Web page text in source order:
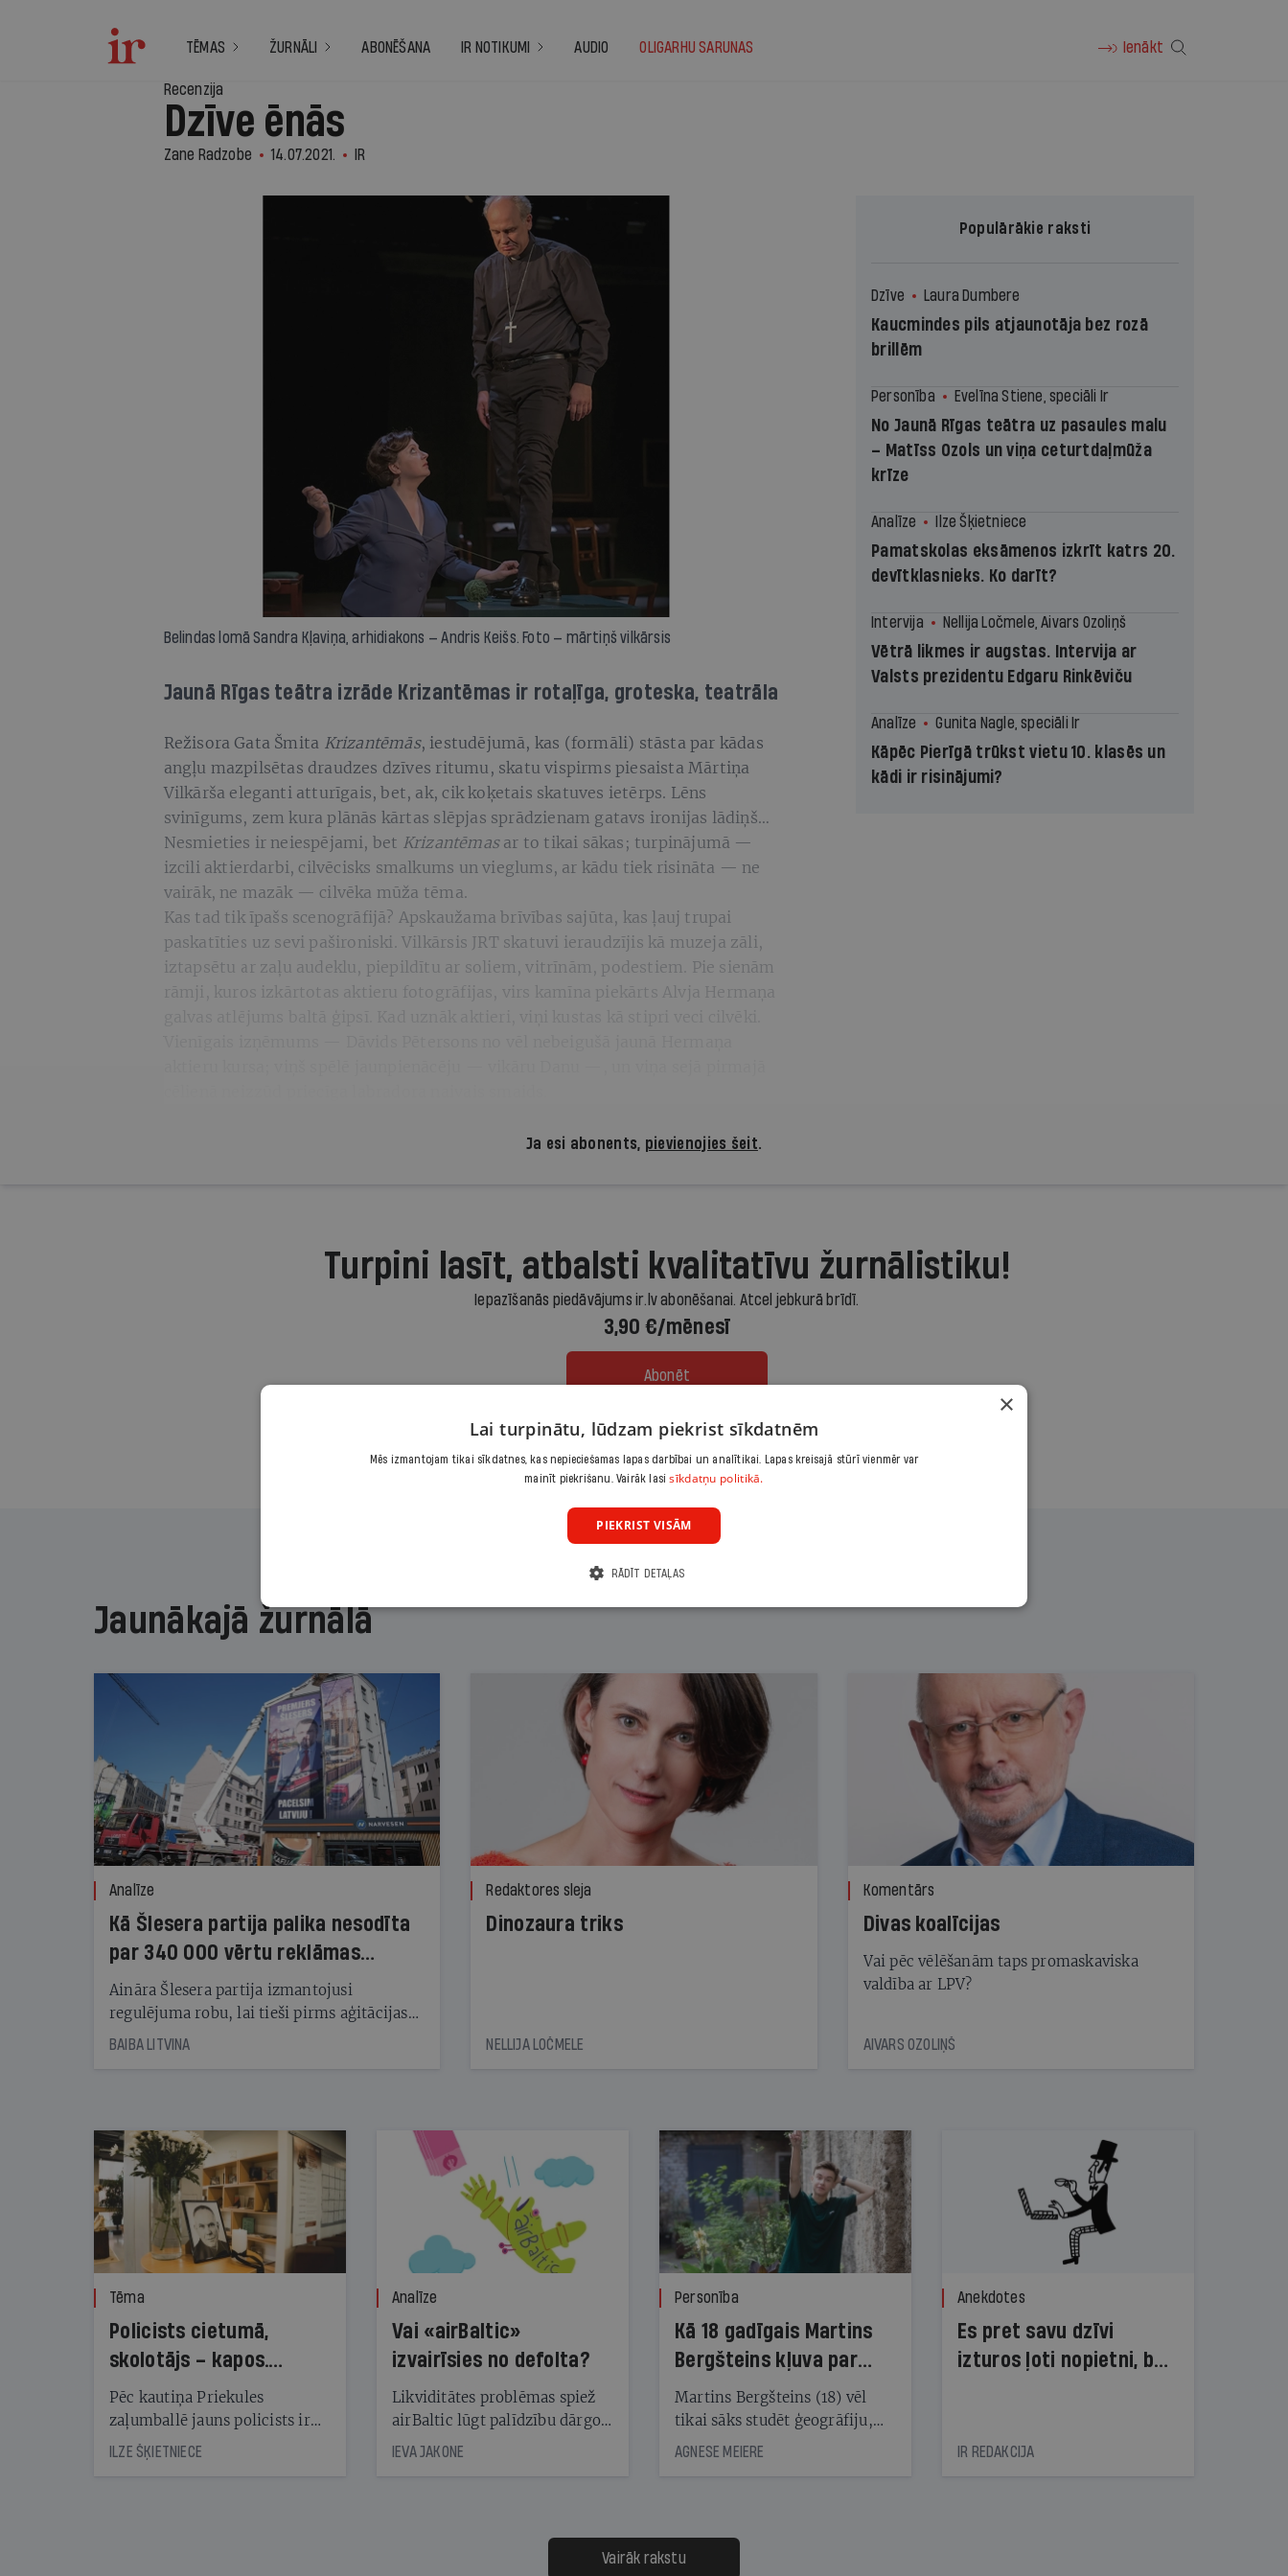
TĒMAS ŽURNĀLI ABONĒŠANA IR NOTIKUMI AUDIO OLIGARHU SARUNAS Ienākt
Recenzija
Dzīve ēnās
Zane Radzobe 14.07.2021. IR
Belindas lomā Sandra Kļaviņa, arhidiakons — Andris Keišs. Foto — mārtiņš vilkārsis
Jaunā Rīgas teātra izrāde Krizantēmas ir rotaļīga, groteska, teatrāla
Režisora Gata Šmita Krizantēmās, iestudējumā, kas (formāli) stāsta par kādas
angļu mazpilsētas draudzes dzīves ritumu, skatu vispirms piesaista Mārtiņa
Vilkārša eleganti atturīgais, bet, ak, cik koķetais skatuves ietērps. Lēns
svinīgums, zem kura plānās kārtas slēpjas sprādzienam gatavs ironijas lādiņš…
Nesmieties ir neiespējami, bet Krizantēmasar to tikai sākas; turpinājumā —
izcili aktierdarbi, cilvēcisks smalkums un vieglums, ar kādu tiek risināta — ne
vairāk, ne mazāk — cilvēka mūža tēma.
Kas tad tik īpašs scenogrāfijā? Apskaužama brīvības sajūta, kas ļauj trupai
paskatīties uz sevi pašironiski. Vilkārsis JRT skatuvi ieraudzījis kā muzeja zāli,
iztapsētu ar zaļu audeklu, piepildītu ar soliem, vitrīnām, podestiem. Pie sienām
rāmji, kuros izkārtotas aktieru fotogrāfijas, virs kamīna piekārts Alvja Hermaņa
Populārākie raksti
Dzīve Laura Dumbere
Kaucmindes pils atjaunotāja bez rozā
brillēm
Personība Evelīna Stiene, speciāli Ir
No Jaunā Rīgas teātra uz pasaules malu
– Matīss Ozols un viņa ceturtdaļmūža
krīze
Analīze Ilze Šķietniece
Pamatskolas eksāmenos izkrīt katrs 20.
devītklasnieks. Ko darīt?
Intervija Nellija Ločmele, Aivars Ozoliņš
Vētrā likmes ir augstas. Intervija ar
Valsts prezidentu Edgaru Rinkēviču
Analīze Gunita Nagle, speciāli Ir
Kāpēc Pierīgā trūkst vietu 10. klasēs un
kādi ir risinājumi?
Ja esi abonents, pievienojies šeit.
Turpini lasīt, atbalsti kvalitatīvu žurnālistiku!
Iepazīšanās piedāvājums ir.lv abonēšanai. Atcel jebkurā brīdī.
3,90 €/mēnesī
Abonēt
Citas abonēšanas iespējas meklē šeit
Jaunākajā žurnālā
Analīze
Kā Šlesera partija palika nesodīta
par 340 000 vērtu reklāmas
kampaņu
Aināra Šlesera partija izmantojusi
regulējuma robu, lai tieši pirms aģitācijas
starta izreklamētos par summu, kas
BAIBA LITVINA
Redaktores sleja
Dinozaura triks
NELLIJA LOČMELE
Komentārs
Divas koalīcijas
Vai pēc vēlēšanām taps promaskaviska
valdība ar LPV?
AIVARS OZOLIŅŠ
Tēma
Policists cietumā,
skolotājs – kapos.
Reibuma cena Priekulē
Pēc kautiņa Priekules
zaļumballē jauns policists ir
nonācis cietumā, bet
cienījams pedagogs — kapos.
ILZE ŠĶIETNIECE
Analīze
Vai «airBaltic»
izvairīsies no defolta?
Likviditātes problēmas spiež
airBaltic lūgt palīdzību dārgo
obligāciju turētājiem, taču
samaksāt augstos procentus,
kas jāpārskaita jau trīs dienas
IEVA JAKONE
Personība
Kā 18 gadīgais Martins
Bergšteins kļuva par
laika ziņu seju?
Martins Bergšteins (18) vēl
tikai sāks studēt ģeogrāfiju,
bet viņa sacītajam jau uzticas
uzcītīga darba, mammas
atbalsts un drosme turpināt
AGNESE MEIERE
Anekdotes
Es pret savu dzīvi
izturos ļoti nopietni, bet
IR REDAKCIJA
Vairāk rakstu
×
Lai turpinātu, lūdzam piekrist sīkdatnēm
Mēs izmantojam tikai sīkdatnes, kas nepieciešamas lapas darbībai un analītikai. Lapas kreisajā stūrī vienmēr var
mainīt piekrišanu. Vairāk lasisīkdatņu politikā.
PIEKRIST VISĀM
RĀDĪT DETAĻAS